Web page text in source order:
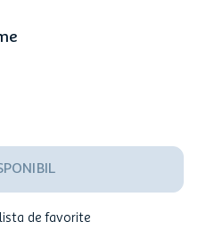
de favorite